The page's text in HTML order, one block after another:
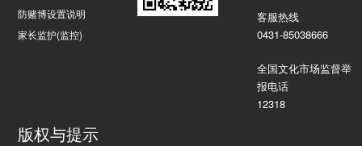
防赌博设置说明
家长监护(监控)
客服热线
0431-85038666
全国文化市场监督举
报电话
12318
版权与提示